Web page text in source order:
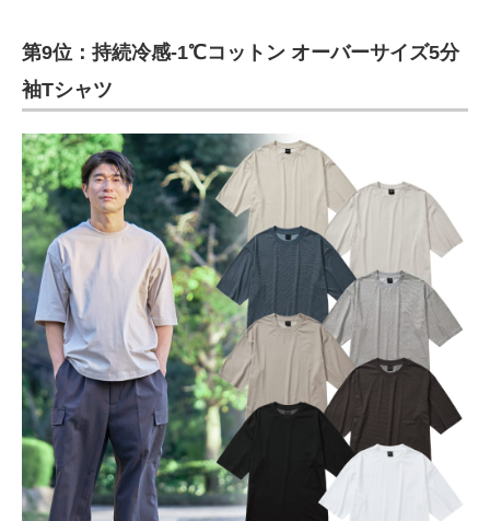
第9位：持続冷感-1℃コットン オーバーサイズ5分
袖Tシャツ